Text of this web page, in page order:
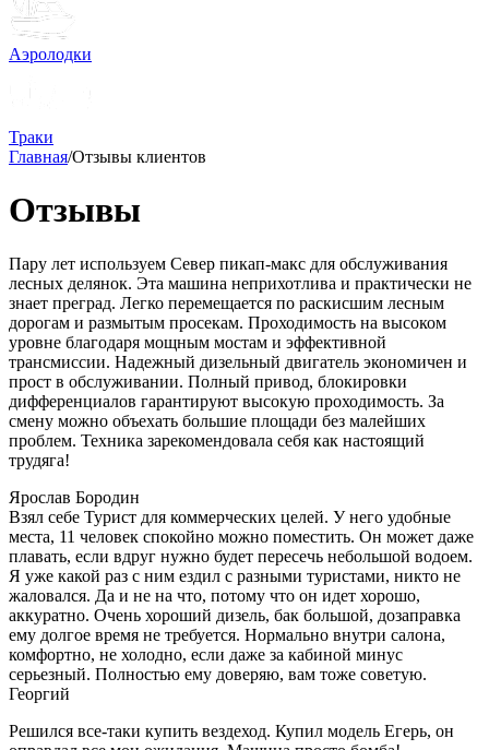
Аэролодки
Траки
Главная/Отзывы клиентов
Отзывы
Пару лет используем Север пикап-макс для обслуживания
лесных делянок. Эта машина неприхотлива и практически не
знает преград. Легко перемещается по раскисшим лесным
дорогам и размытым просекам. Проходимость на высоком
уровне благодаря мощным мостам и эффективной
трансмиссии. Надежный дизельный двигатель экономичен и
прост в обслуживании. Полный привод, блокировки
дифференциалов гарантируют высокую проходимость. За
смену можно объехать большие площади без малейших
проблем. Техника зарекомендовала себя как настоящий
трудяга!
Ярослав Бородин
Взял себе Турист для коммерческих целей. У него удобные
места, 11 человек спокойно можно поместить. Он может даже
плавать, если вдруг нужно будет пересечь небольшой водоем.
Я уже какой раз с ним ездил с разными туристами, никто не
жаловался. Да и не на что, потому что он идет хорошо,
аккуратно. Очень хороший дизель, бак большой, дозаправка
ему долгое время не требуется. Нормально внутри салона,
комфортно, не холодно, если даже за кабиной минус
серьезный. Полностью ему доверяю, вам тоже советую.
Георгий
Решился все-таки купить вездеход. Купил модель Егерь, он